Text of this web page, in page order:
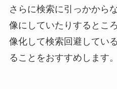
さらに検索に引っかから
像にしていたりするとこ
像化して検索回避してい
ることをおすすめします。